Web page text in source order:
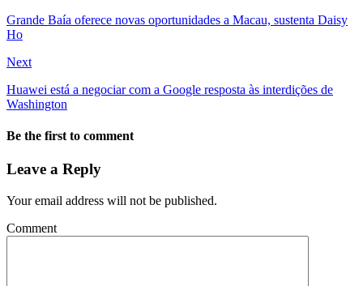
Grande Baía oferece novas oportunidades a Macau, sustenta Daisy
Ho
Next
Huawei está a negociar com a Google resposta às interdições de
Washington
Be the first to comment
Leave a Reply
Your email address will not be published.
Comment